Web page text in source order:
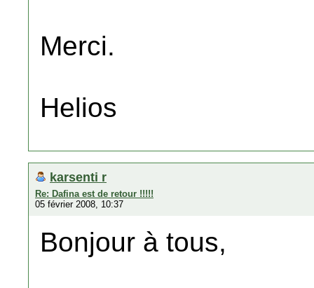
Merci.
Helios
karsenti r
Re: Dafina est de retour !!!!!
05 février 2008, 10:37
Bonjour à tous,